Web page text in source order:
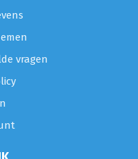
vragen